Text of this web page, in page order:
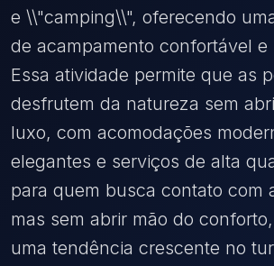
e \\"camping\\", oferecendo
de acampamento confortável e
Essa atividade permite que as
desfrutem da natureza sem
luxo, com acomodações
elegantes e serviços de alta
para quem busca contato com
mas sem abrir mão do
uma tendência crescente no